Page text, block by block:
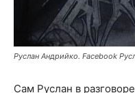
Руслан Андрийко. Facebook
Сам Руслан в